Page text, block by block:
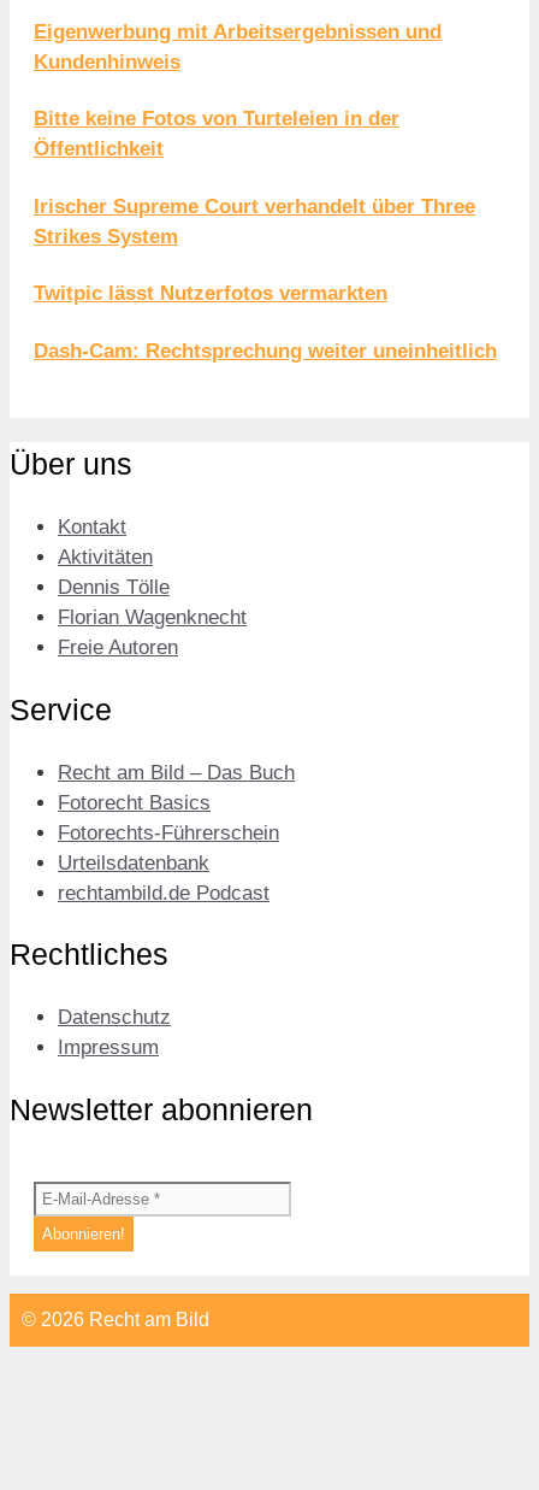
Eigenwerbung mit Arbeitsergebnissen und
Kundenhinweis
Bitte keine Fotos von Turteleien in der
Öffentlichkeit
Irischer Supreme Court verhandelt über Three
Strikes System
Twitpic lässt Nutzerfotos vermarkten
Dash-Cam: Rechtsprechung weiter uneinheitlich
Über uns
Kontakt
Aktivitäten
Dennis Tölle
Florian Wagenknecht
Freie Autoren
Service
Recht am Bild – Das Buch
Fotorecht Basics
Fotorechts-Führerschein
Urteilsdatenbank
rechtambild.de Podcast
Rechtliches
Datenschutz
Impressum
Newsletter abonnieren
© 2026 Recht am Bild